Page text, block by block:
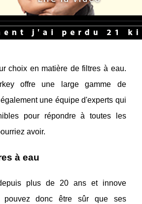
choix en matière de filtres à eau.
offre une large gamme de
une équipe d'experts qui
pour répondre à toutes les
avoir.
à eau
plus de 20 ans et innove
pouvez donc être sûr que ses